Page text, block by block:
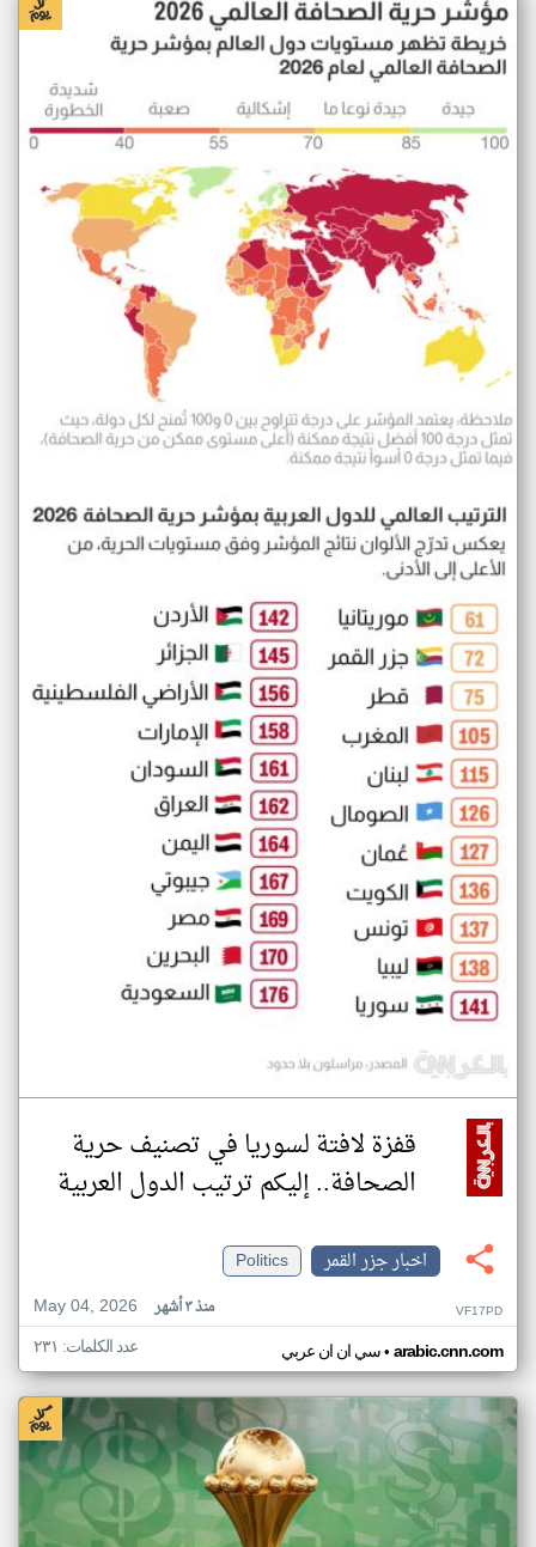
قفزة لافتة لسوريا في تصنيف حرية
الصحافة.. إليكم ترتيب الدول العربية
اخبار جزر القمر
Politics
May 04, 2026
منذ ٣ أشهر VF17PD
سي ان ان عربي• arabic.cnn.com عدد الكلمات: ٢٣١